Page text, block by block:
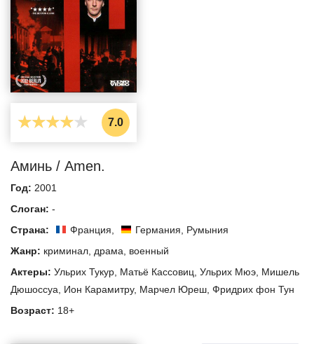
7.0
Аминь / Amen.
Год: 2001
Слоган: -
Страна:
Франция Германия
Румыния
Жанр: криминал драма
военный
Актеры: Ульрих Тукур Матьё Кассовиц Ульрих Мюэ Мишель
Дюшоссуа
Ион Карамитру, Марчел Юреш Фридрих фон Тун
Возраст: 18+